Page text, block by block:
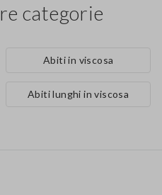
categorie
Abiti in viscosa
Abiti lunghi in viscosa